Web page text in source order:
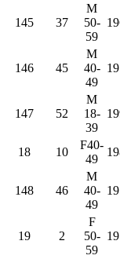
145 37
M
50-
59
146 45
M
40-
49
147 52
M
18-
39
18 10
F40-
49
148 46
M
40-
49
19 2
F
50-
59